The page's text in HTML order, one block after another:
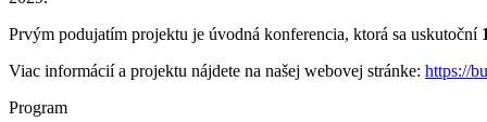
Prvým podujatím projektu je úvodná konferencia, ktorá sa uskutoční
Viac informácií a projektu nájdete na našej webovej stránke: https://
Program